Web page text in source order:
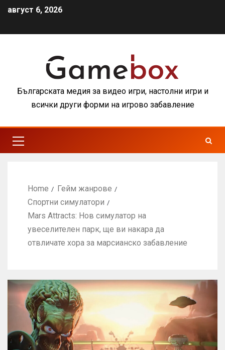
август 6, 2026
Българската медия за видео игри, настолни игри и
всички други форми на игрово забавление
Home
Гейм жанрове
Спортни симулатори
Mars Attracts: Нов симулатор на
увеселителен парк, ще ви накара да
отвличате хора за марсианско забавление